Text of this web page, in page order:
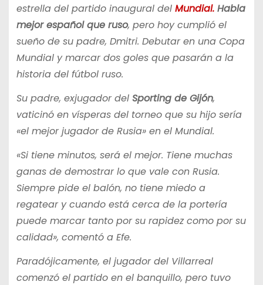
estrella del partido inaugural del Mundial. Habla
mejor español que ruso, pero hoy cumplió el
sueño de su padre, Dmitri. Debutar en una Copa
Mundial y marcar dos goles que pasarán a la
historia del fútbol ruso.
Su padre, exjugador delSporting de Gijón,
vaticinó en vísperas del torneo que su hijo sería
«el mejor jugador de Rusia» en el Mundial.
«Si tiene minutos, será el mejor. Tiene muchas
ganas de demostrar lo que vale con Rusia.
Siempre pide el balón, no tiene miedo a
regatear y cuando está cerca de la portería
puede marcar tanto por su rapidez como por su
calidad», comentó a Efe.
Paradójicamente, el jugador del Villarreal
comenzó el partido en el banquillo, pero tuvo